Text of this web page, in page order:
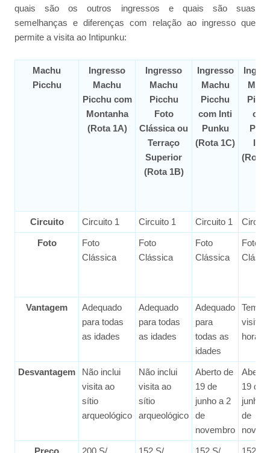
quais são os outros ingressos e quais são suas
semelhanças e diferenças com relação ao ingresso que
permite a visita ao Intipunku:
Machu
Picchu
Ingresso
Machu
Picchu com
Montanha
(Rota 1A)
Ingresso
Machu
Picchu
Foto
Clássica ou
Terraço
Superior
(Rota 1B)
Ingresso
Machu
Picchu
com Inti
Punku
(Rota 1C)
Inca
(Rota
Circuito Circuito 1 Circuito 1 Circuito 1
Foto
Foto
Clássica
Foto
Clássica
Foto
Clássica
Foto
Vantagem
Adequado
para todas
as idades
Adequado
para todas
as idades
Adequado
para
todas as
idades
visita
horas
Desvantagem
Não inclui
visita ao
sítio
arqueológico
Não inclui
visita ao
sítio
arqueológico
Aberto de
19 de
junho a 2
de
novembro
Aberto
19 de
junho
de
Preço 200 S/. 152 S/. 152 S/. 152 S/.